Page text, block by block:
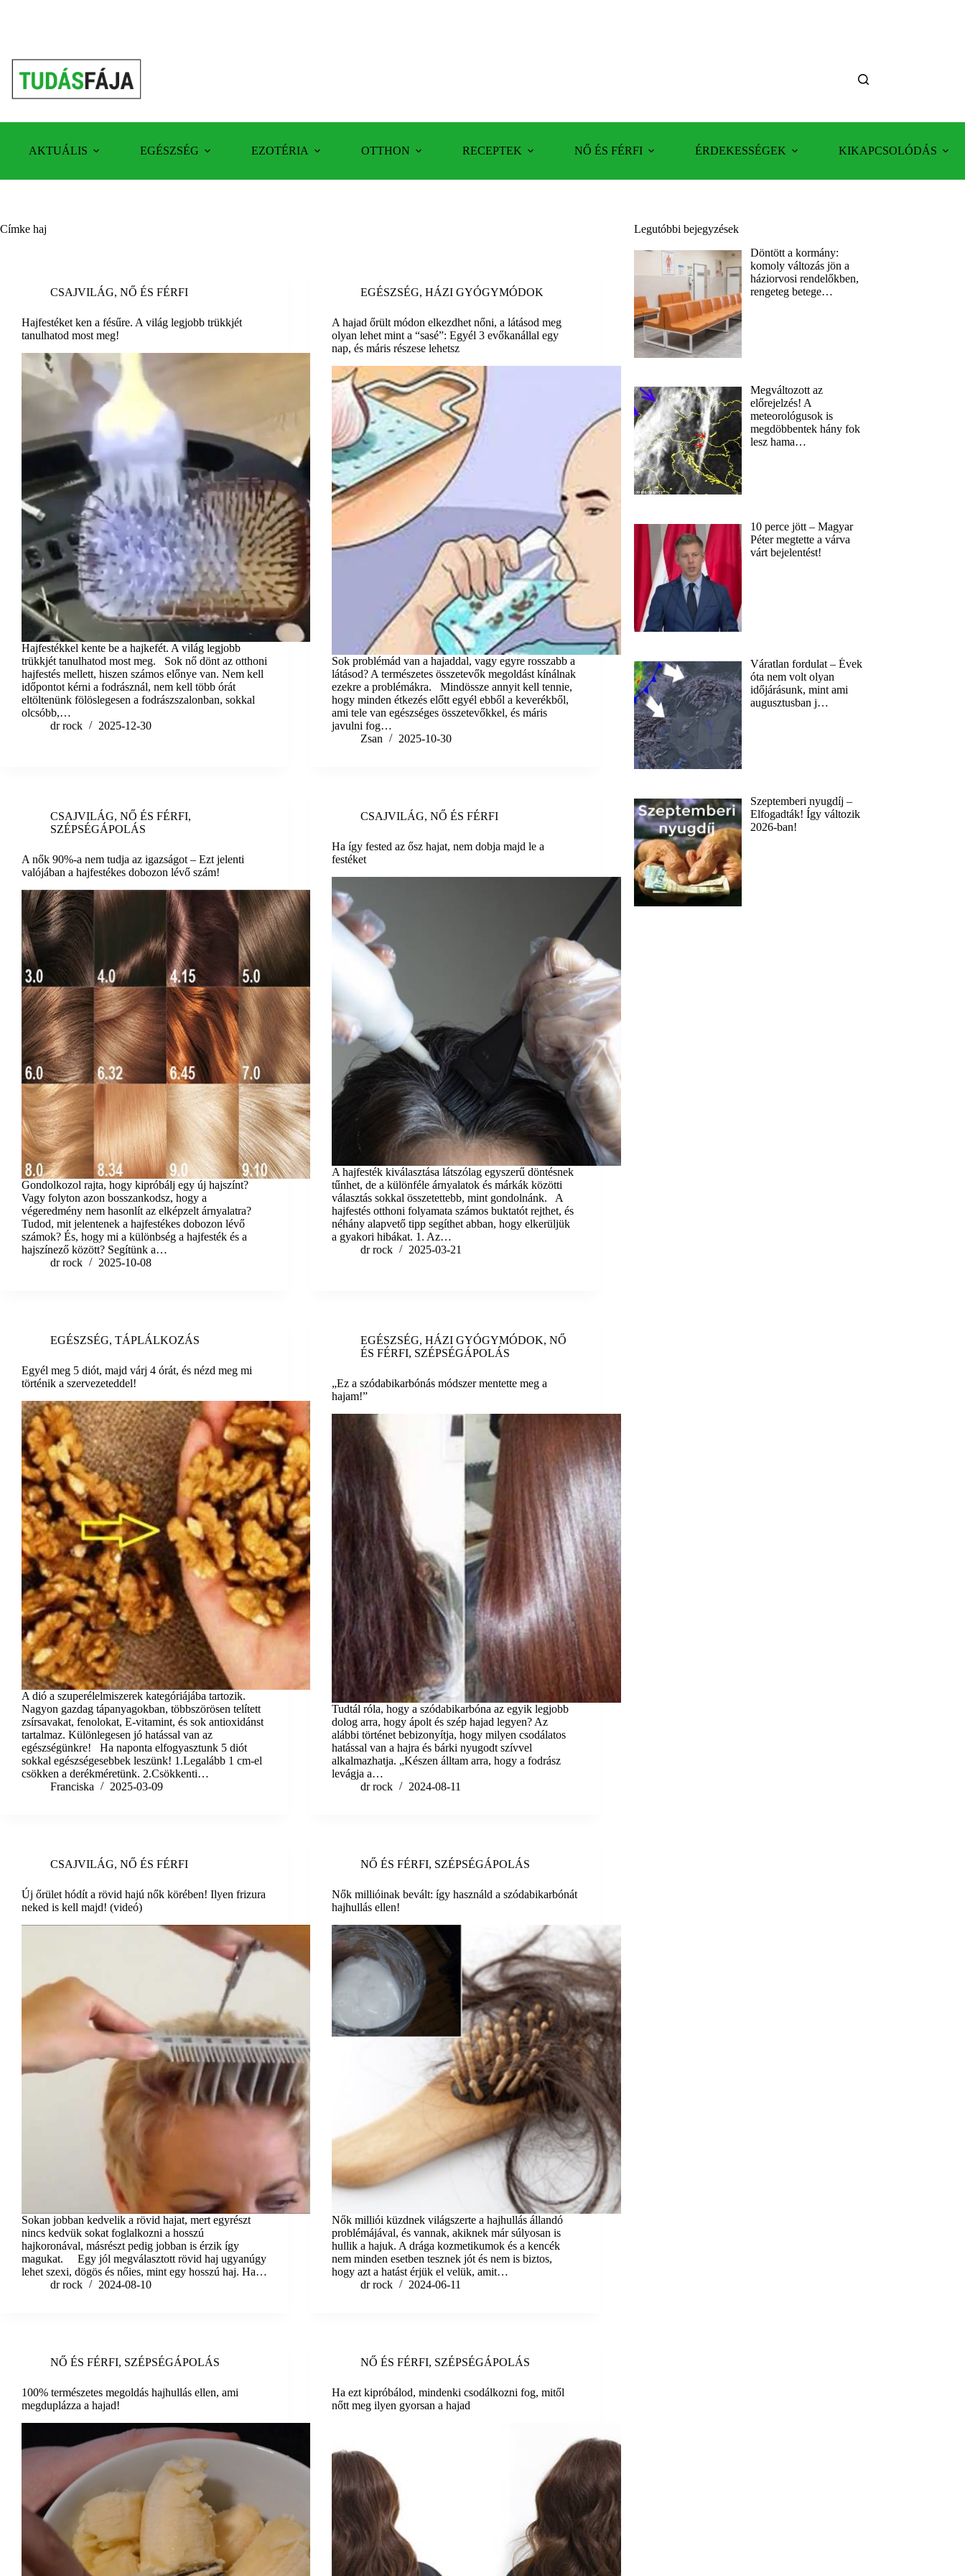
AKTUÁLIS EGÉSZSÉG EZOTÉRIA OTTHON RECEPTEK NŐ ÉS FÉRFI ÉRDEKESSÉGEK KIKAPCSOLÓDÁS
Címke haj
CSAJVILÁG, NŐ ÉS FÉRFI
Hajfestéket ken a fésűre. A világ legjobb trükkjét
tanulhatod most meg!
Hajfestékkel kente be a hajkefét. A világ legjobb
trükkjét tanulhatod most meg. Sok nő dönt az otthoni
hajfestés mellett, hiszen számos előnye van. Nem kell
időpontot kérni a fodrásznál, nem kell több órát
eltöltenünk fölöslegesen a fodrászszalonban, sokkal
olcsóbb,…
dr rock
2025-12-30
EGÉSZSÉG,HÁZI GYÓGYMÓDOK
A hajad őrült módon elkezdhet nőni, a látásod meg
olyan lehet mint a “sasé”: Egyél 3 evőkanállal egy
nap, és máris részese lehetsz
Sok problémád van a hajaddal, vagy egyre rosszabb a
látásod? A természetes összetevők megoldást kínálnak
ezekre a problémákra. Mindössze annyit kell tennie,
hogy minden étkezés előtt egyél ebből a keverékből,
ami tele van egészséges összetevőkkel, és máris
javulni fog…
Zsan
2025-10-30
CSAJVILÁG, NŐ ÉS FÉRFI,
SZÉPSÉGÁPOLÁS
A nők 90%-a nem tudja az igazságot – Ezt jelenti
valójában a hajfestékes dobozon lévő szám!
Gondolkozol rajta, hogy kipróbálj egy új hajszínt?
Vagy folyton azon bosszankodsz, hogy a
végeredmény nem hasonlít az elképzelt árnyalatra?
Tudod, mit jelentenek a hajfestékes dobozon lévő
számok? És, hogy mi a különbség a hajfesték és a
hajszínező között? Segítünk a…
dr rock
2025-10-08
CSAJVILÁG,NŐ ÉS FÉRFI
Ha így fested az ősz hajat, nem dobja majd le a
festéket
A hajfesték kiválasztása látszólag egyszerű döntésnek
tűnhet, de a különféle árnyalatok és márkák közötti
választás sokkal összetettebb, mint gondolnánk. A
hajfestés otthoni folyamata számos buktatót rejthet, és
néhány alapvető tipp segíthet abban, hogy elkerüljük
a gyakori hibákat. 1. Az…
dr rock
2025-03-21
EGÉSZSÉG, TÁPLÁLKOZÁS
Egyél meg 5 diót, majd várj 4 órát, és nézd meg mi
történik a szervezeteddel!
A dió a szuperélelmiszerek kategóriájába tartozik.
Nagyon gazdag tápanyagokban, többszörösen telített
zsírsavakat, fenolokat, E-vitamint, és sok antioxidánst
tartalmaz. Különlegesen jó hatással van az
egészségünkre! Ha naponta elfogyasztunk 5 diót
sokkal egészségesebbek leszünk! 1.Legalább 1 cm-el
csökken a derékméretünk. 2.Csökkenti…
Franciska
2025-03-09
EGÉSZSÉG,HÁZI GYÓGYMÓDOK,NŐ
ÉS FÉRFI, SZÉPSÉGÁPOLÁS
„Ez a szódabikarbónás módszer mentette meg a
hajam!”
Tudtál róla, hogy a szódabikarbóna az egyik legjobb
dolog arra, hogy ápolt és szép hajad legyen? Az
alábbi történet bebizonyítja, hogy milyen csodálatos
hatással van a hajra és bárki nyugodt szívvel
alkalmazhatja. „Készen álltam arra, hogy a fodrász
levágja a…
dr rock
2024-08-11
CSAJVILÁG, NŐ ÉS FÉRFI
Új őrület hódít a rövid hajú nők körében! Ilyen frizura
neked is kell majd! (videó)
Sokan jobban kedvelik a rövid hajat, mert egyrészt
nincs kedvük sokat foglalkozni a hosszú
hajkoronával, másrészt pedig jobban is érzik így
magukat. Egy jól megválasztott rövid haj ugyanúgy
lehet szexi, dögös és nőies, mint egy hosszú haj. Ha…
dr rock
2024-08-10
NŐ ÉS FÉRFI, SZÉPSÉGÁPOLÁS
Nők millióinak bevált: így használd a szódabikarbónát
hajhullás ellen!
Nők milliói küzdnek világszerte a hajhullás állandó
problémájával, és vannak, akiknek már súlyosan is
hullik a hajuk. A drága kozmetikumok és a kencék
nem minden esetben tesznek jót és nem is biztos,
hogy azt a hatást érjük el velük, amit…
dr rock
2024-06-11
NŐ ÉS FÉRFI, SZÉPSÉGÁPOLÁS
100% természetes megoldás hajhullás ellen, ami
megduplázza a hajad!
NŐ ÉS FÉRFI, SZÉPSÉGÁPOLÁS
Ha ezt kipróbálod, mindenki csodálkozni fog, mitől
nőtt meg ilyen gyorsan a hajad
Legutóbbi bejegyzések
Döntött a kormány:
komoly változás jön a
háziorvosi rendelőkben,
rengeteg betege…
Megváltozott az
előrejelzés! A
meteorológusok is
megdöbbentek hány fok
lesz hama…
10 perce jött – Magyar
Péter megtette a várva
várt bejelentést!
Váratlan fordulat – Évek
óta nem volt olyan
időjárásunk, mint ami
augusztusban j…
Szeptemberi nyugdíj –
Elfogadták! Így változik
2026-ban!